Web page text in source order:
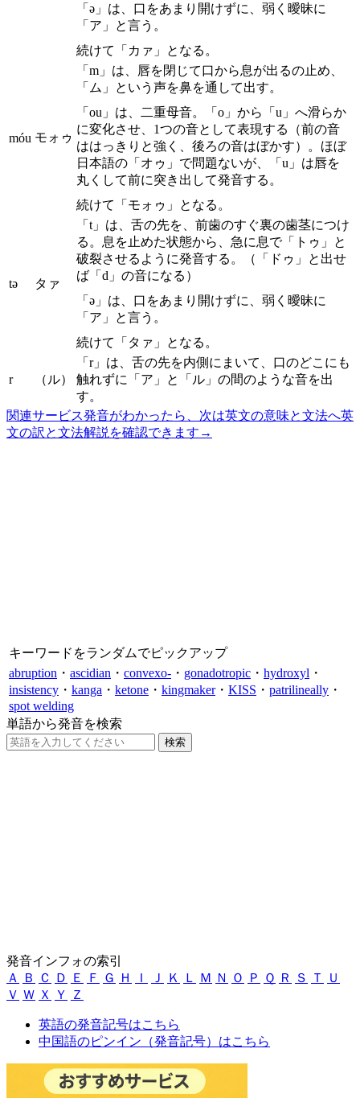
「ə」は、口をあまり開けずに、弱く曖昧に
「ア」と言う。
続けて「カァ」となる。
móu モォゥ
「m」は、唇を閉じて口から息が出るの止め、
「ム」という声を鼻を通して出す。
「ou」は、二重母音。「o」から「u」へ滑らか
に変化させ、1つの音として表現する（前の音
ははっきりと強く、後ろの音はぼかす）。ほぼ
日本語の「オゥ」で問題ないが、「u」は唇を
丸くして前に突き出して発音する。
続けて「モォゥ」となる。
tə タァ
「t」は、舌の先を、前歯のすぐ裏の歯茎につけ
る。息を止めた状態から、急に息で「トゥ」と
破裂させるように発音する。（「ドゥ」と出せ
ば「d」の音になる）
「ə」は、口をあまり開けずに、弱く曖昧に
「ア」と言う。
続けて「タァ」となる。
r （ル）
「r」は、舌の先を内側にまいて、口のどこにも
触れずに「ア」と「ル」の間のような音を出
す。
関連サービス発音がわかったら、次は英文の意味と文法へ英
文の訳と文法解説を確認できます →
キーワードをランダムでピックアップ
abruption ・ ascidian ・ convexo- ・ gonadotropic ・ hydroxyl ・
insistency ・ kanga ・ ketone ・ kingmaker・ KISS ・ patrilineally ・
spot welding
単語から発音を検索
発音インフォの索引
Ａ
Ｂ Ｃ Ｄ Ｅ Ｆ Ｇ Ｈ Ｉ Ｊ Ｋ Ｌ Ｍ Ｎ Ｏ Ｐ Ｑ Ｒ Ｓ Ｔ
Ｕ
Ｖ Ｗ Ｘ Ｙ Ｚ
英語の発音記号はこちら
中国語のピンイン（発音記号）はこちら